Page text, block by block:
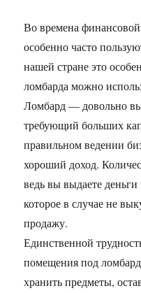
Во времена
особенно часто
нашей стране это
ломбарда можно
Ломбард — довольно
требующий больших
правильном ведении
хороший доход.
ведь вы выдаете
которое в случае не
продажу.
Единственной
помещения под
хранить предметы,